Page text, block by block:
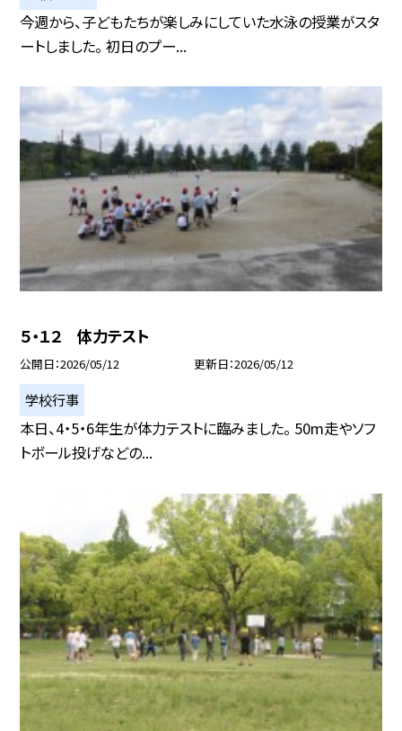
今週から、子どもたちが楽しみにしていた水泳の授業がスタ
ートしました。 初日のプー...
５・１２ 体力テスト
公開日 2026/05/12 更新日 2026/05/12
学校行事
本日、4・5・6年生が体力テストに臨みました。 50m走やソフ
トボール投げなどの...